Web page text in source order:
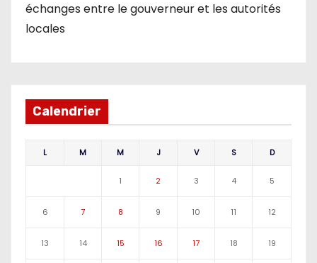
échanges entre le gouverneur et les autorités
locales
Calendrier
L M M J V S D
1 2 3 4 5
6 7 8 9 10 11 12
13 14 15 16 17 18 19